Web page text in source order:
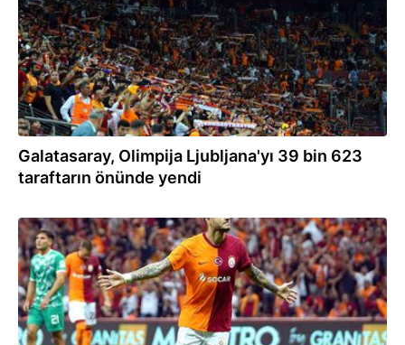
Galatasaray, Olimpija Ljubljana'yı 39 bin 623
taraftarın önünde yendi
15.08.2023